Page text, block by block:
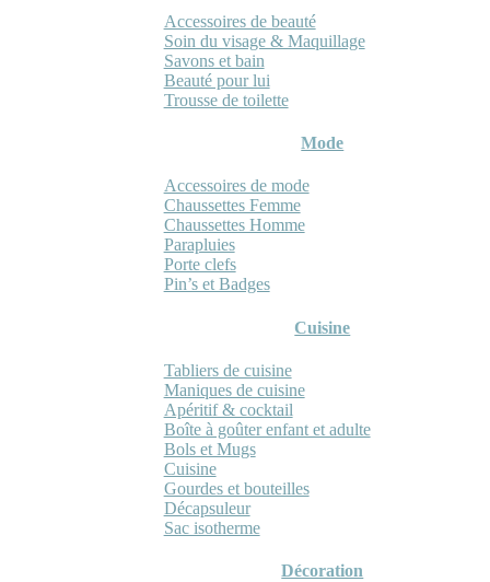
Accessoires de beauté
Soin du visage & Maquillage
Savons et bain
Beauté pour lui
Trousse de toilette
Mode
Accessoires de mode
Chaussettes Femme
Chaussettes Homme
Parapluies
Porte clefs
Pin’s et Badges
Cuisine
Tabliers de cuisine
Maniques de cuisine
Apéritif & cocktail
Boîte à goûter enfant et adulte
Bols et Mugs
Cuisine
Gourdes et bouteilles
Décapsuleur
Sac isotherme
Décoration